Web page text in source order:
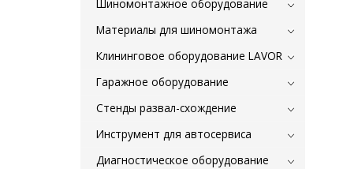
Шиномонтажное оборудование
Материалы для шиномонтажа
Клининговое оборудование LAVOR
Гаражное оборудование
Стенды развал-схождение
Инструмент для автосервиса
Диагностическое оборудование